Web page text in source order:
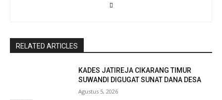
RELATED ARTICLES
KADES JATIREJA CIKARANG TIMUR
SUWANDI DIGUGAT SUNAT DANA DESA
Agustus 5, 2026